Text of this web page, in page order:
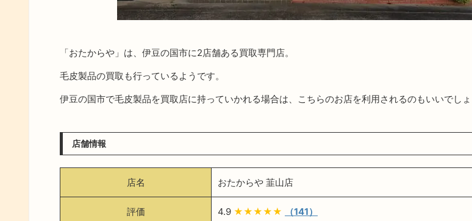
「おたからや」は、伊豆の国市に2店舗ある買取専門店。
毛皮製品の買取も行っているようです。
伊豆の国市で毛皮製品を買取店に持っていかれる場合は、こちらのお店を利用されるのもいいでしょ
店舗情報
店名 おたからや 韮山店
評価 4.9 ★★★★★ （141）